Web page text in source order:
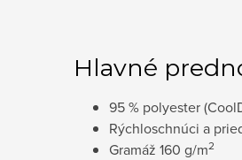
Hlavné
95 % polyester
Rýchloschnúci a
Gramáž 160 g/m2